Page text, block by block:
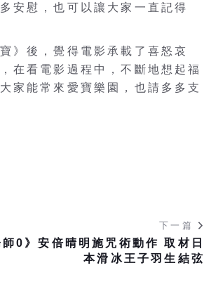
安慰，也可以讓大家一直記得
》後，覺得電影承載了喜怒哀
在看電影過程中，不斷地想起福
家能常來愛寶樂園，也請多多支
下一篇
師0》安倍晴明施咒術動作 取材日
本滑冰王子羽生結弦